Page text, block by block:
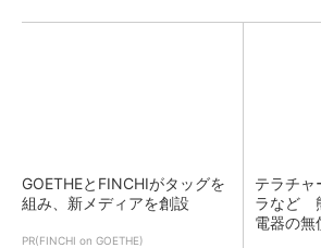
GOETHEとFINCHIがタッグを
組み、新メディアを創設
PR(FINCHI on GOETHE)
テラチャ
ラなど
電器の無